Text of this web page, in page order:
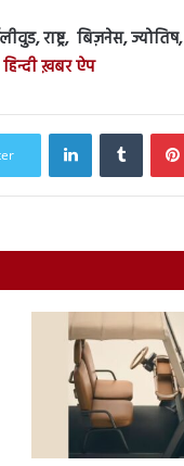
राष्ट्र, बिज़नेस,
हिन्दी ख़बर ऐप
LinkedInTumblr